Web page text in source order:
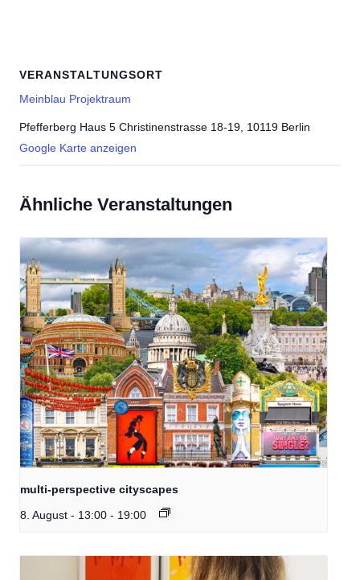
VERANSTALTUNGSORT
Meinblau Projektraum
Pfefferberg Haus 5 Christinenstrasse 18-19, 10119 Berlin
Google Karte anzeigen
Ähnliche Veranstaltungen
multi-perspective cityscapes
8. August - 13:00 - 19:00